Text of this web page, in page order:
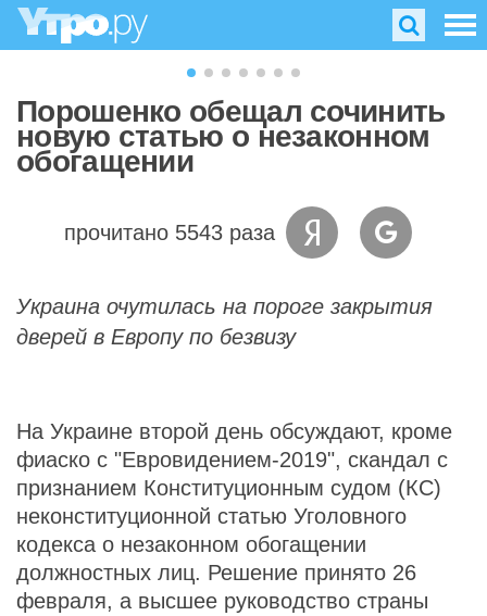
Порошенко обещал сочинить
новую статью о незаконном
обогащении
прочитано 5543 раза
Украина очутилась на пороге закрытия
дверей в Европу по безвизу
На Украине второй день обсуждают, кроме
фиаско с "Евровидением-2019", скандал с
признанием Конституционным судом (КС)
неконституционной статью Уголовного
кодекса о незаконном обогащении
должностных лиц. Решение принято 26
февраля, а высшее руководство страны